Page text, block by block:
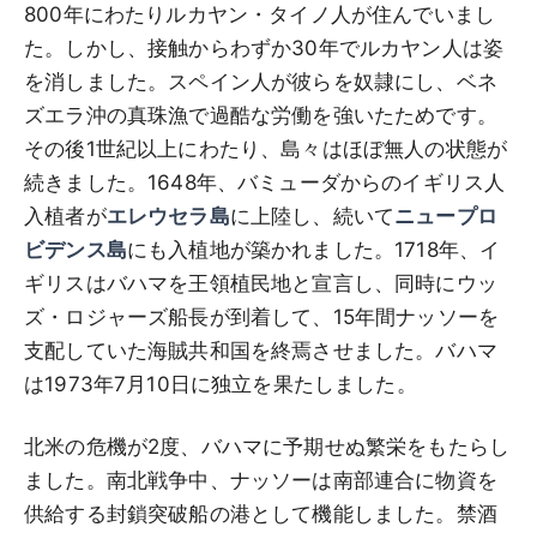
800年にわたりルカヤン・タイノ人が住んでいまし
た。しかし、接触からわずか30年でルカヤン人は姿
を消しました。スペイン人が彼らを奴隷にし、ベネ
ズエラ沖の真珠漁で過酷な労働を強いたためです。
その後1世紀以上にわたり、島々はほぼ無人の状態が
続きました。1648年、バミューダからのイギリス人
入植者がエレウセラ島に上陸し、続いてニュープロ
ビデンス島にも入植地が築かれました。1718年、イ
ギリスはバハマを王領植民地と宣言し、同時にウッ
ズ・ロジャーズ船長が到着して、15年間ナッソーを
支配していた海賊共和国を終焉させました。バハマ
は1973年7月10日に独立を果たしました。
北米の危機が2度、バハマに予期せぬ繁栄をもたらし
ました。南北戦争中、ナッソーは南部連合に物資を
供給する封鎖突破船の港として機能しました。禁酒